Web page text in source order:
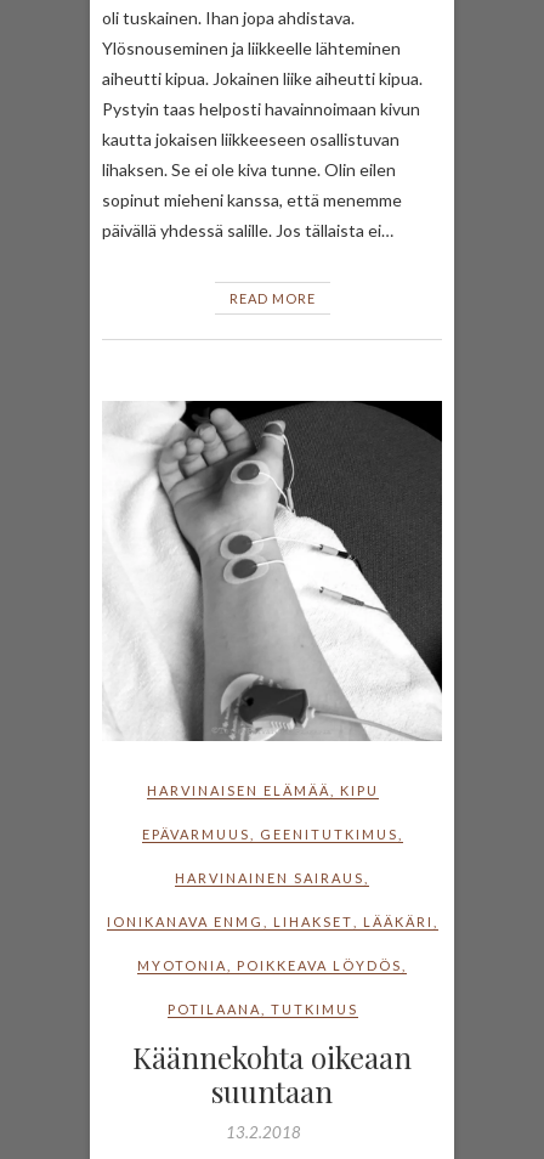
oli tuskainen. Ihan jopa ahdistava.
Ylösnouseminen ja liikkeelle lähteminen
aiheutti kipua. Jokainen liike aiheutti kipua.
Pystyin taas helposti havainnoimaan kivun
kautta jokaisen liikkeeseen osallistuvan
lihaksen. Se ei ole kiva tunne. Olin eilen
sopinut mieheni kanssa, että menemme
päivällä yhdessä salille. Jos tällaista ei…
READ MORE
HARVINAISEN ELÄMÄÄ KIPU
EPÄVARMUUS GEENITUTKIMUS
HARVINAINEN SAIRAUS
IONIKANAVA ENMG LIHAKSET LÄÄKÄRI
MYOTONIA POIKKEAVA LÖYDÖS
POTILAANA TUTKIMUS
Käännekohta oikeaan
suuntaan
13.2.2018